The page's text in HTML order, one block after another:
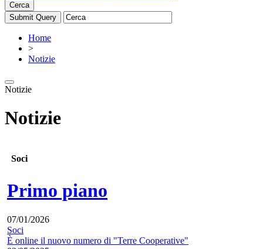
Cerca
Home
>
Notizie
Notizie
Notizie
Soci
Primo piano
07/01/2026
Soci
È online il nuovo numero di "Terre Cooperative"